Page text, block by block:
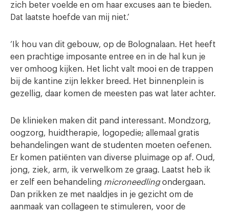
zich beter voelde en om haar excuses aan te bieden.
Dat laatste hoefde van mij niet.’
‘Ik hou van dit gebouw, op de Bolognalaan. Het heeft
een prachtige imposante entree en in de hal kun je
ver omhoog kijken. Het licht valt mooi en de trappen
bij de kantine zijn lekker breed. Het binnenplein is
gezellig, daar komen de meesten pas wat later achter.
De klinieken maken dit pand interessant. Mondzorg,
oogzorg, huidtherapie, logopedie; allemaal gratis
behandelingen want de studenten moeten oefenen.
Er komen patiënten van diverse pluimage op af. Oud,
jong, ziek, arm, ik verwelkom ze graag. Laatst heb ik
er zelf een behandeling microneedlingondergaan.
Dan prikken ze met naaldjes in je gezicht om de
aanmaak van collageen te stimuleren, voor de